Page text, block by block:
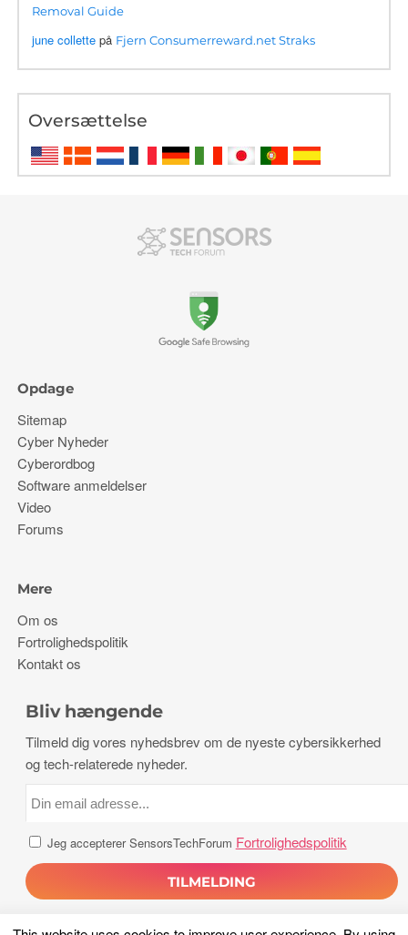
Removal Guide
june collette på Fjern Consumerreward.net Straks
Oversættelse
Opdage
Sitemap
Cyber ​​Nyheder
Cyberordbog
Software anmeldelser
Video
Forums
Mere
Om os
Fortrolighedspolitik
Kontakt os
Bliv hængende
Tilmeld dig vores nyhedsbrev om de nyeste cybersikkerhed
og tech-relaterede nyheder.
Jeg accepterer SensorsTechForum Fortrolighedspolitik